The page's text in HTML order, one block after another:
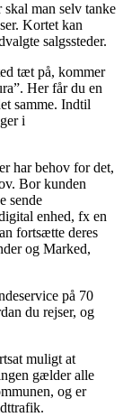
man selv tanke
Kortet kan
salgssteder.
tæt på, kommer
Her får du en
samme. Indtil
i
har behov for det,
Bor kunden
sende
enhed, fx en
fortsætte deres
og Marked,
på 70
du rejser, og
muligt at
gælder alle
og er